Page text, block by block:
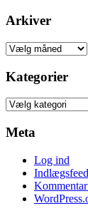
Arkiver
Arkiver
Kategorier
Kategorier
Meta
Log ind
Indlægsfeed